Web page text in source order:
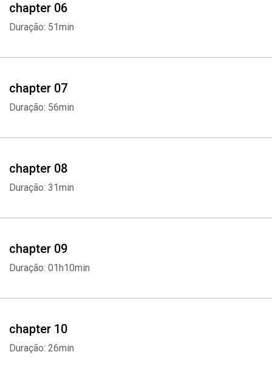
chapter 06
Duração: 51min
chapter 07
Duração: 56min
chapter 08
Duração: 31min
chapter 09
Duração: 01h10min
chapter 10
Duração: 26min